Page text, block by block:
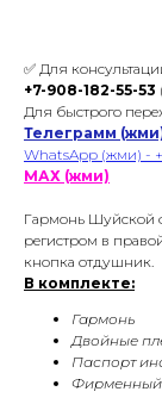
✅ Для
+7-908-182-55-53
Для быстрого
Телеграмм
WhatsApp (жми) -
МАХ (жми)
Гармонь Шуйской
регистром в
кнопка отдушник.
В комплекте:
Гармонь
Двойные
Паспорт
Фирменный